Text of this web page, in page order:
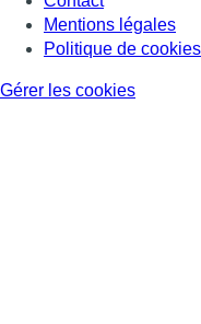
Mentions légales
Politique de
Gérer les cookies